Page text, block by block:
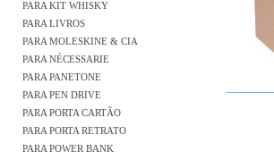
PARA KIT WHISKY
PARA LIVROS
PARA MOLESKINE & CIA
PARA NÉCESSARIE
PARA PANETONE
PARA PEN DRIVE
PARA PORTA CARTÃO
PARA PORTA RETRATO
PARA POWER BANK